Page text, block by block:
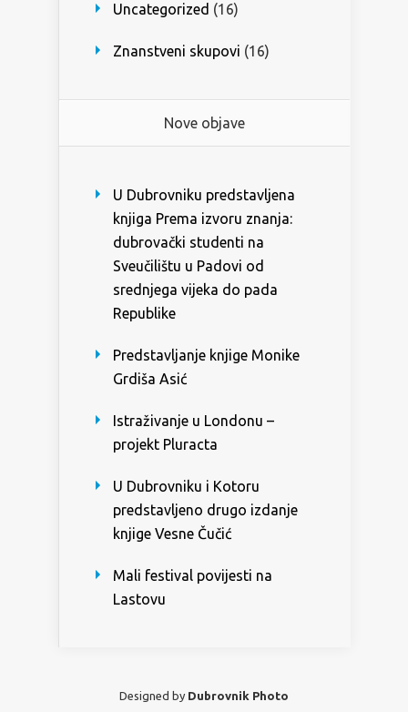
Uncategorized (16)
Znanstveni skupovi (16)
Nove objave
U Dubrovniku predstavljena
knjiga Prema izvoru znanja:
dubrovački studenti na
Sveučilištu u Padovi od
srednjega vijeka do pada
Republike
Predstavljanje knjige Monike
Grdiša Asić
Istraživanje u Londonu –
projekt Pluracta
U Dubrovniku i Kotoru
predstavljeno drugo izdanje
knjige Vesne Čučić
Mali festival povijesti na
Lastovu
Designed by Dubrovnik Photo